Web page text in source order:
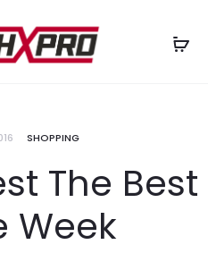
SHOPPING
The Best
Week